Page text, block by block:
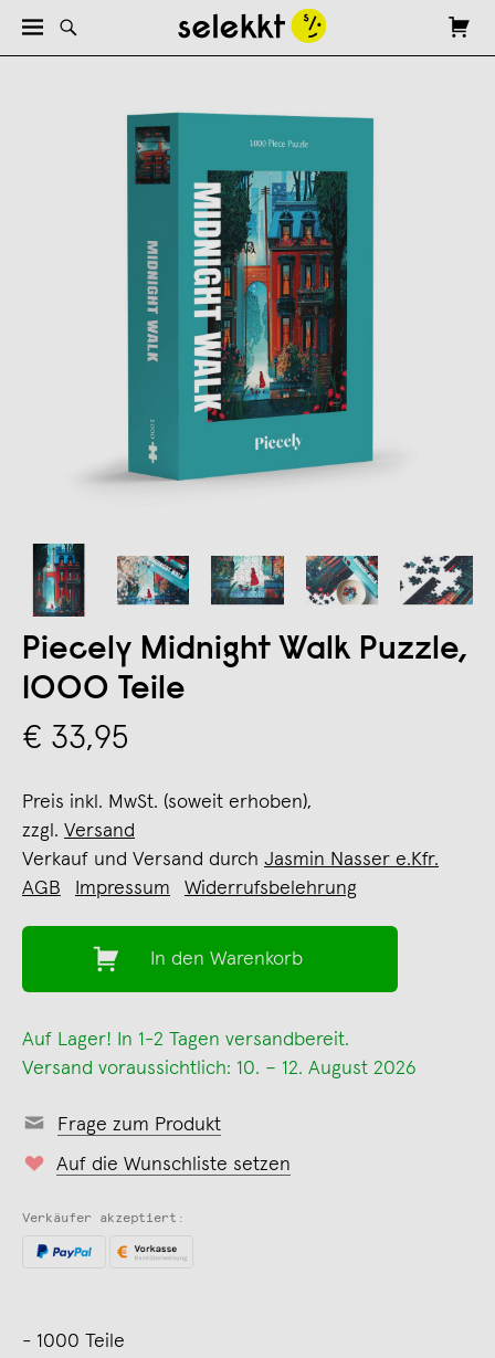
Piecely Midnight Walk Puzzle,
1000 Teile
€ 33,95
Preis inkl. MwSt. (soweit erhoben),
zzgl. Versand
Verkauf und Versand durch Jasmin Nasser e.Kfr.
AGB
Impressum Widerrufsbelehrung
In den Warenkorb
Auf Lager! In 1-2 Tagen versandbereit.
Versand voraussichtlich: 10. – 12. August 2026
Frage zum Produkt
Auf die Wunschliste setzen
Verkäufer akzeptiert:
- 1000 Teile